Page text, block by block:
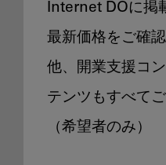
Internet DOに掲
最新価格をご確
他、開業支援コ
テンツもすべて
（希望者のみ）